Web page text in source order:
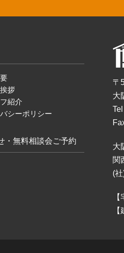
拶
紹介
シーポリシー
・無料相談会ご予約
〒
大
大
関
(